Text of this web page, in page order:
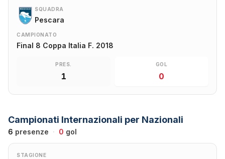
SQUADRA
Pescara
CAMPIONATO
Final 8 Coppa Italia F. 2018
PRES.
1
GOL
0
Campionati Internazionali per Nazionali
6 presenze · 0 gol
STAGIONE